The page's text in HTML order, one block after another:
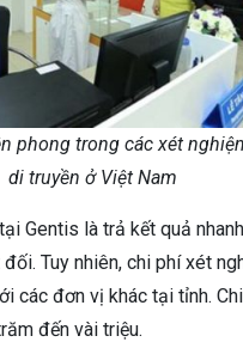
phong trong các xét
di truyền ở Việt Nam
tại Gentis là trả kết quả
Tuy nhiên, chi phí xét
các đơn vị khác tại tỉnh.
đến vài triệu.